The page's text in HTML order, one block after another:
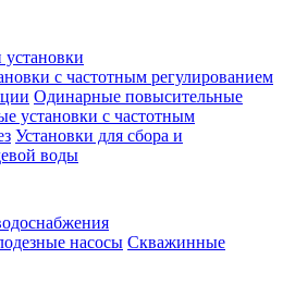
с частотным регулированием
Одинарные повысительные
установки с частотным
Установки для сбора и
воды
насосы Скважинные